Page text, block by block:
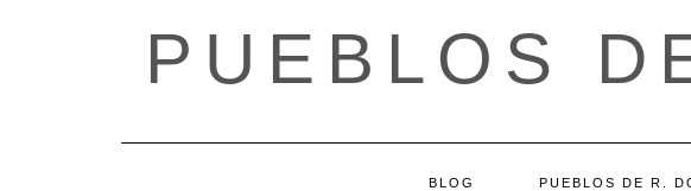
PUEBLOS
BLOG PUEBLOS DE R.